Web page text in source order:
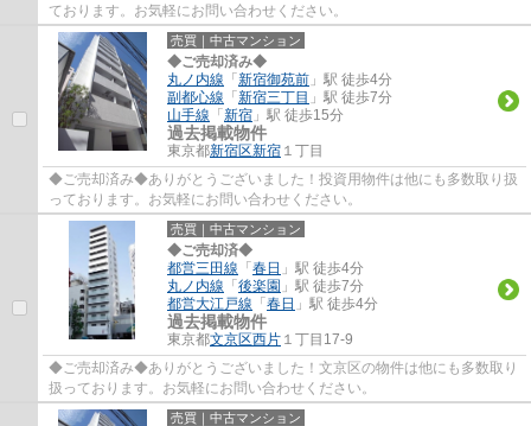
ております。お気軽にお問い合わせください。
売買｜中古マンション
◆ご売却済み◆
丸ノ内線 「新宿御苑前 」駅 徒歩4分
副都心線 「新宿三丁目 」駅 徒歩7分
山手線 「新宿 」駅 徒歩15分
過去掲載物件
東京都新宿区新宿 １丁目
◆ご売却済み◆ありがとうございました！投資用物件は他にも多数取り扱
っております。お気軽にお問い合わせください。
売買｜中古マンション
◆ご売却済◆
都営三田線 「春日 」駅 徒歩4分
丸ノ内線 「後楽園 」駅 徒歩7分
都営大江戸線 「春日 」駅 徒歩4分
過去掲載物件
東京都文京区西片 １丁目17-9
◆ご売却済み◆ありがとうございました！文京区の物件は他にも多数取り
扱っております。お気軽にお問い合わせください。
売買｜中古マンション